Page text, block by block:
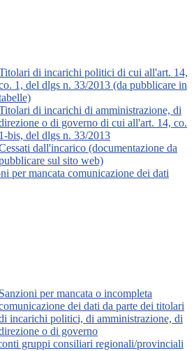
di incarichi politici di cui all'art. 14,
1, del dlgs n. 33/2013 (da pubblicare in
di incarichi di amministrazione, di
o di governo di cui all'art. 14, co.
1-bis, del dlgs n. 33/2013
dall'incarico (documentazione da
sul sito web)
per mancata comunicazione dei dati
Sanzioni per mancata o incompleta
dei dati da parte dei titolari
incarichi politici, di amministrazione, di
o di governo
gruppi consiliari regionali/provinciali